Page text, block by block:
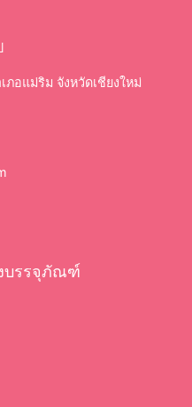
อแม่ริม จังหวัดเชียงใหม่
บรรจุภัณฑ์